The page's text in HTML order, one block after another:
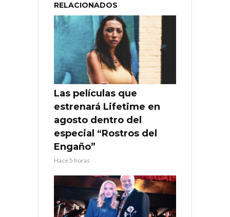
RELACIONADOS
Las películas que
estrenará Lifetime en
agosto dentro del
especial “Rostros del
Engaño”
Hace 5 horas